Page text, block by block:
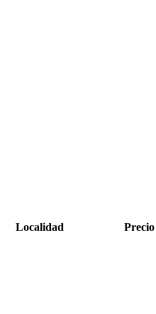
Localidad Precio